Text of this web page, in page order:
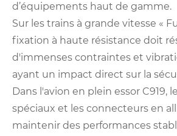
d’équipements haut de gamme.
Sur les trains à grande vitesse «
fixation à haute résistance doit
d'immenses contraintes et
ayant un impact direct sur la
Dans l'avion en plein essor C919,
spéciaux et les connecteurs en
maintenir des performances